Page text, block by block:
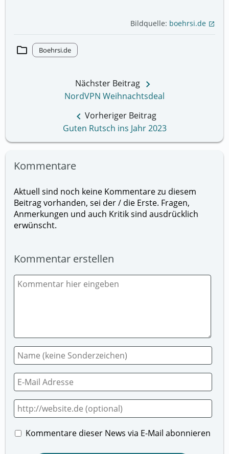
Bildquelle: boehrsi.de open_in_new
folder Boehrsi.de
keyboard_arrow_left Vorheriger Beitrag
Guten Rutsch ins Jahr 2023
Nächster Beitrag keyboard_arrow_right
NordVPN Weihnachtsdeal
Kommentare
Aktuell sind noch keine Kommentare zu diesem
Beitrag vorhanden, sei der / die Erste. Fragen,
Anmerkungen und auch Kritik sind ausdrücklich
erwünscht.
Kommentar erstellen
Kommentare dieser News via E-Mail abonnieren